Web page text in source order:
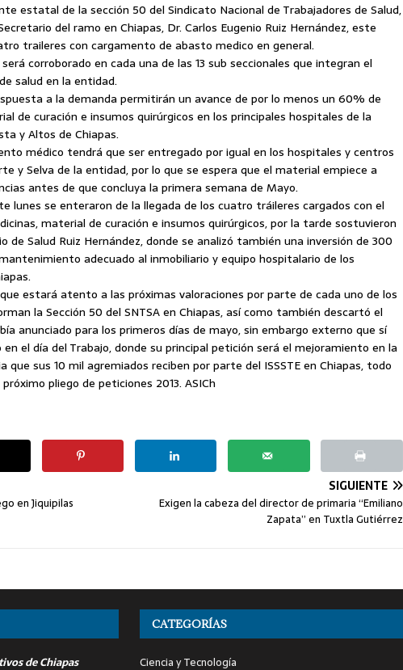
estatal de la sección 50 del Sindicato Nacional de Trabajadores de Salud,
del ramo en Chiapas, Dr. Carlos Eugenio Ruiz Hernández, este
traileres con cargamento de abasto medico en general.
corroborado en cada una de las 13 sub seccionales que integran el
salud en la entidad.
a la demanda permitirán un avance de por lo menos un 60% de
de curación e insumos quirúrgicos en los principales hospitales de la
y Altos de Chiapas.
médico tendrá que ser entregado por igual en los hospitales y centros
y Selva de la entidad, por lo que se espera que el material empiece a
antes de que concluya la primera semana de Mayo.
lunes se enteraron de la llegada de los cuatro tráileres cargados con el
material de curación e insumos quirúrgicos, por la tarde sostuvieron
de Salud Ruiz Hernández, donde se analizó también una inversión de 300
adecuado al inmobiliario y equipo hospitalario de los
estará atento a las próximas valoraciones por parte de cada uno de los
la Sección 50 del SNTSA en Chiapas, así como también descartó el
anunciado para los primeros días de mayo, sin embargo externo que sí
el día del Trabajo, donde su principal petición será el mejoramiento en la
sus 10 mil agremiados reciben por parte del ISSSTE en Chiapas, todo
pliego de peticiones 2013. ASICh
en Jiquipilas
SIGUIENTE
Exigen la cabeza del director de primaria “Emiliano
Zapata” en Tuxtla Gutiérrez
de Chiapas
CATEGORÍAS
Ciencia y Tecnología